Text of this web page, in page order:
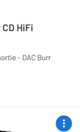
HiFi
- DAC Burr